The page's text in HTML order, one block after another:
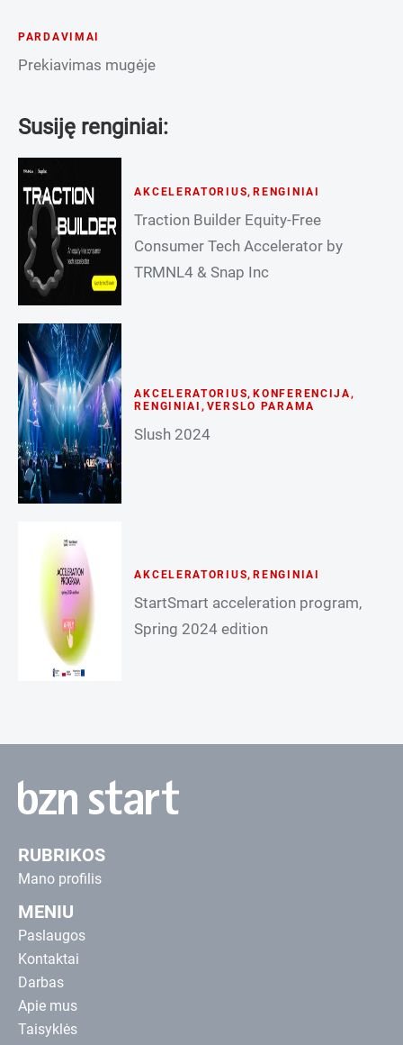
PARDAVIMAI
Prekiavimas mugėje
Susiję renginiai:
AKCELERATORIUS, RENGINIAI
Traction Builder Equity-Free
Consumer Tech Accelerator by
TRMNL4 & Snap Inc
AKCELERATORIUS, KONFERENCIJA,
RENGINIAI , VERSLO PARAMA
Slush 2024
AKCELERATORIUS, RENGINIAI
StartSmart acceleration program,
Spring 2024 edition
RUBRIKOS
Mano profilis
MENIU
Paslaugos
Kontaktai
Darbas
Apie mus
Taisyklės